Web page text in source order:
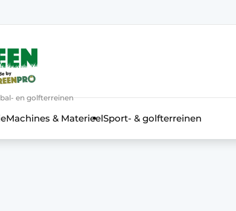
en golfterreinen
Machines & MaterieelSport- & golfterreinen